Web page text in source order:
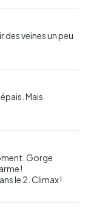
des veines un peu
Mais
Gorge
!
le 2. Climax !